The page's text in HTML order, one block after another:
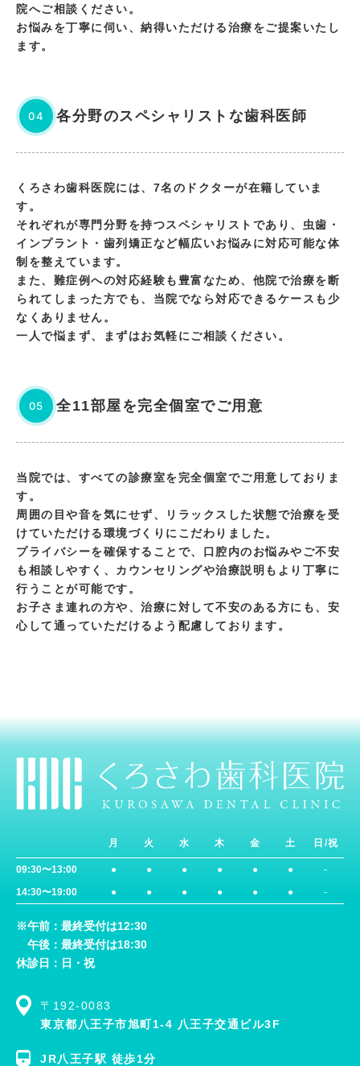
院へご相談ください。
お悩みを丁寧に伺い、納得いただける治療をご提案いたし
ます。
04 各分野のスペシャリストな歯科医師
くろさわ歯科医院には、7名のドクターが在籍していま
す。
それぞれが専門分野を持つスペシャリストであり、虫歯・
インプラント・歯列矯正など幅広いお悩みに対応可能な体
制を整えています。
また、難症例への対応経験も豊富なため、他院で治療を断
られてしまった方でも、当院でなら対応できるケースも少
なくありません。
一人で悩まず、まずはお気軽にご相談ください。
05 全11部屋を完全個室でご用意
当院では、すべての診療室を完全個室でご用意しておりま
す。
周囲の目や音を気にせず、リラックスした状態で治療を受
けていただける環境づくりにこだわりました。
プライバシーを確保することで、口腔内のお悩みやご不安
も相談しやすく、カウンセリングや治療説明もより丁寧に
行うことが可能です。
お子さま連れの方や、治療に対して不安のある方にも、安
心して通っていただけるよう配慮しております。
月 火 水 木 金 土 日/祝
09:30〜13:00 ● ● ● ● ● ●
-
14:30〜19:00
● ● ● ● ● ● -
※午前：最終受付は12:30
午後：最終受付は18:30
休診日：日・祝
〒192-0083
東京都八王子市旭町1-4 八王子交通ビル3F
JR八王子駅 徒歩1分